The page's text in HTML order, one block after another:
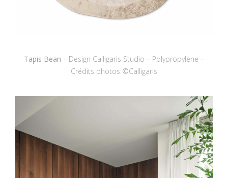
Tapis Bean – Design Calligaris Studio – Polypropylène –
Crédits photos ©Calligaris